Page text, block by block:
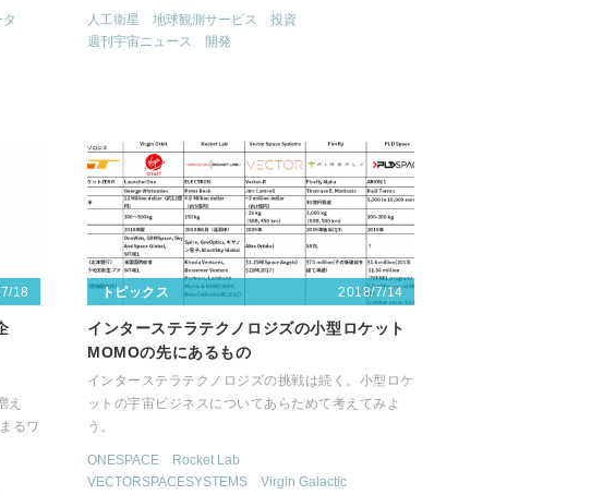
人工衛星 地球観測サービス
投資
週刊宇宙ニュース
開発
18
え
るワ
トピックス 2018/7/14
インターステラテクノロジズの小型ロケット
MOMOの先にあるもの
インターステラテクノロジズの挑戦は続く。小型ロケ
ットの宇宙ビジネスについてあらためて考えてみよ
う。
ONESPACE
Rocket Lab
VECTORSPACESYSTEMS
Virgin Galactic